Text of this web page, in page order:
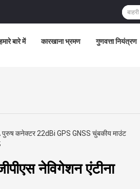
बारे में कारखाना भ्रमण गुणवत्ता नियंत्रण
कनेक्टर 22dBi GPS GNSS चुंबकीय माउंट
नेविगेशन एंटीना